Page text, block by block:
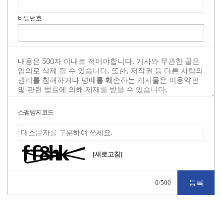
비밀번호
스팸방지코드
[새로고침]
0/500